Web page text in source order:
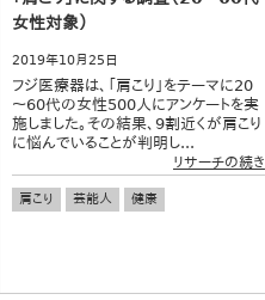
女性対象）
2019年10月25日
フジ医療器は、「肩こり」をテーマに20
～60代の女性500人にアンケートを実
施しました。その結果、9割近くが肩こり
に悩んでいることが判明し...
リサーチの続き
肩こり 芸能人 健康